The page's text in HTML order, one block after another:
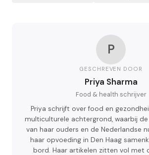
P
GESCHREVEN DOOR
Priya Sharma
Food & health schrijver
Priya schrijft over food en
multiculturele achtergrond, waarbij de
van haar ouders en de Nederlandse
haar opvoeding in Den Haag
bord. Haar artikelen zitten vol met